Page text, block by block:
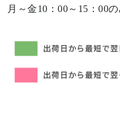
月～金10：00～15：00